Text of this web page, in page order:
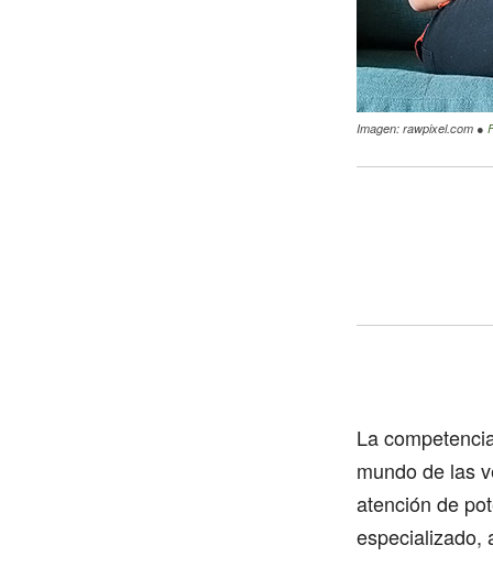
Imagen: rawpixel.com ●
La
mundo de las
atención de
especializado,